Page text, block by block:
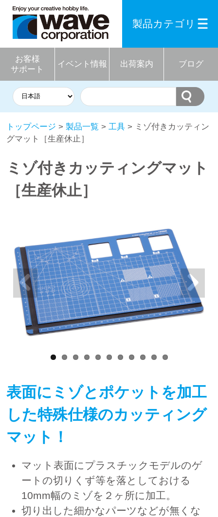
お客様
サポート
イベント情報 出荷案内 ブログ
製品カテゴリ
トップページ > 製品一覧 > 工具 > ミゾ付きカッティン
グマット［生産休止］
ミゾ付きカッティングマット
［生産休止］
表面にミゾとポケットを加工
した特殊仕様のカッティング
マット！
マット表面にプラスチックモデルのゲ
ートの切りくず等を落としておける
10mm幅のミゾを２ヶ所に加工。
切り出した細かなパーツなどが無くな